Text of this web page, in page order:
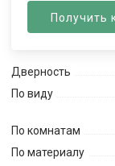
Получить
Дверность
По виду
По комнатам
По материалу